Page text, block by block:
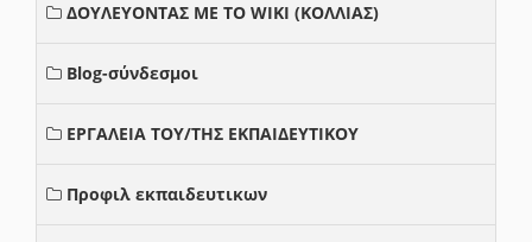
ΔΟΥΛΕΥΟΝΤΑΣ ΜΕ ΤΟ WIKI (ΚΟΛΛΙΑΣ)
Blog-σύνδεσμοι
ΕΡΓΑΛΕΙΑ ΤΟΥ/ΤΗΣ ΕΚΠΑΙΔΕΥΤΙΚΟΥ
Προφιλ εκπαιδευτικων